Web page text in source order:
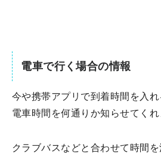
電車で行く場合の情報
今や携帯アプリで到着時間を入れ
電車時間を何通りか知らせてくれ
クラブバスなどと合わせて時間